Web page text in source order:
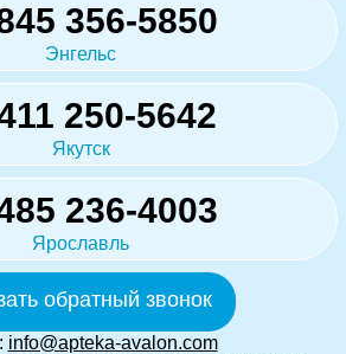
356-5850
Энгельс
250-5642
Якутск
236-4003
Ярославль
обратный звонок
info@apteka-avalon.com